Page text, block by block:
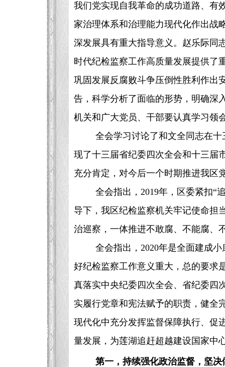
我们党实现自我革命的成功道路、有
家治理体系和治理能力现代化作出战
深发展具有重大指导意义。赵乐际同
时代纪检监察工作高质量发展提供了
巩固发展反腐败斗争压倒性胜利作出
告，科学分析了面临的形势，明确深
机关和广大党员、干部要认真学习领
全会学习讨论了和文全同志在
现了十三届省纪委四次全会和十三届
充分肯定，对今后一个时期推进我区
全会指出，2019年，区委紧扣“
导下，我区纪检监察机关牢记使命担
治巡察，一体推进不敢腐、不能腐、
全会指出，2020年是全面建成
好纪检监察工作意义重大，总的要求
真落实中央纪委四次全会、省纪委四
实履行党章和宪法赋予的职责，健全
现代化中充分发挥监督保障执行、促
量发展，为莲湖追赶超越建设国家中
第一，持续强化政治监督，坚决